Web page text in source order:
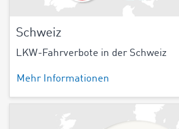
Schweiz
LKW-Fahrverbote in der Schweiz
Mehr Informationen